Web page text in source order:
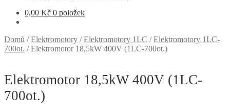
0,00 Kč 0 položek
Domů /Elektromotory /Elektromotory 1LC /Elektromotory 1LC-
700ot. /Elektromotor 18,5kW 400V (1LC-700ot.)
Elektromotor 18,5kW 400V (1LC-
700ot.)